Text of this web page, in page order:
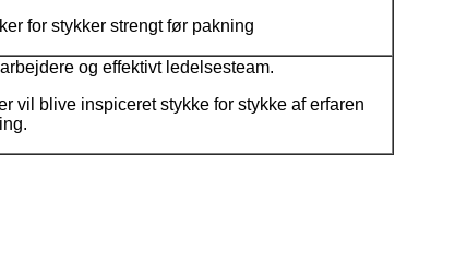
for stykker strengt før pakning
og effektivt ledelsesteam.
vil blive inspiceret stykke for stykke af erfaren